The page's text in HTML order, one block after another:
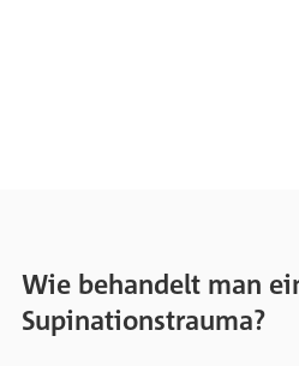
Wie behandelt man
Supinationstrauma?